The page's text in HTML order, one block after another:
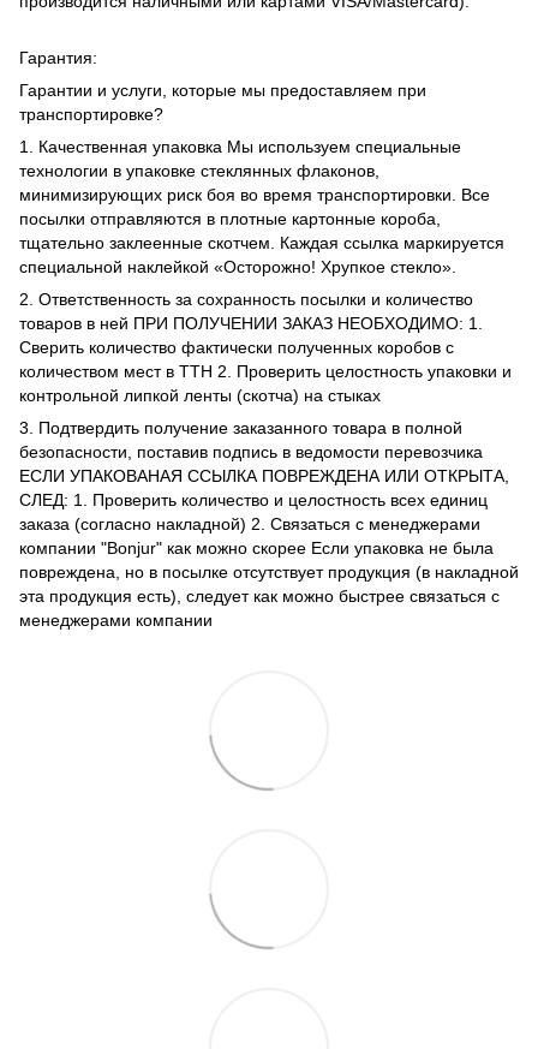
Гарантия:
Гарантии и услуги, которые мы предоставляем при
транспортировке?
1. Качественная упаковка Мы используем специальные
технологии в упаковке стеклянных флаконов,
минимизирующих риск боя во время транспортировки. Все
посылки отправляются в плотные картонные короба,
тщательно заклеенные скотчем. Каждая ссылка маркируется
специальной наклейкой «Осторожно! Хрупкое стекло».
2. Ответственность за сохранность посылки и количество
товаров в ней ПРИ ПОЛУЧЕНИИ ЗАКАЗ НЕОБХОДИМО: 1.
Сверить количество фактически полученных коробов с
количеством мест в ТТН 2. Проверить целостность упаковки и
контрольной липкой ленты (скотча) на стыках
3. Подтвердить получение заказанного товара в полной
безопасности, поставив подпись в ведомости перевозчика
ЕСЛИ УПАКОВАНАЯ ССЫЛКА ПОВРЕЖДЕНА ИЛИ ОТКРЫТА,
СЛЕД: 1. Проверить количество и целостность всех единиц
заказа (согласно накладной) 2. Связаться с менеджерами
компании "Bonjur" как можно скорее Если упаковка не была
повреждена, но в посылке отсутствует продукция (в накладной
эта продукция есть), следует как можно быстрее связаться с
менеджерами компании